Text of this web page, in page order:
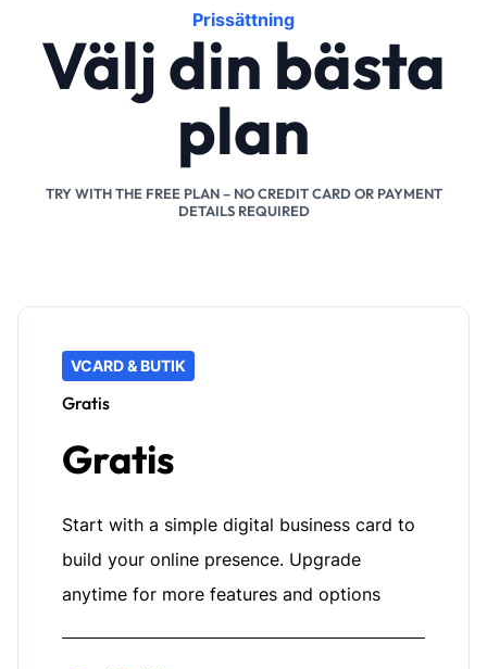
Prissättning
Välj din bästa
plan
TRY WITH THE FREE PLAN – NO CREDIT CARD OR PAYMENT
DETAILS REQUIRED
VCARD & BUTIK
Gratis
Gratis
Start with a simple digital business card to
build your online presence. Upgrade
anytime for more features and options